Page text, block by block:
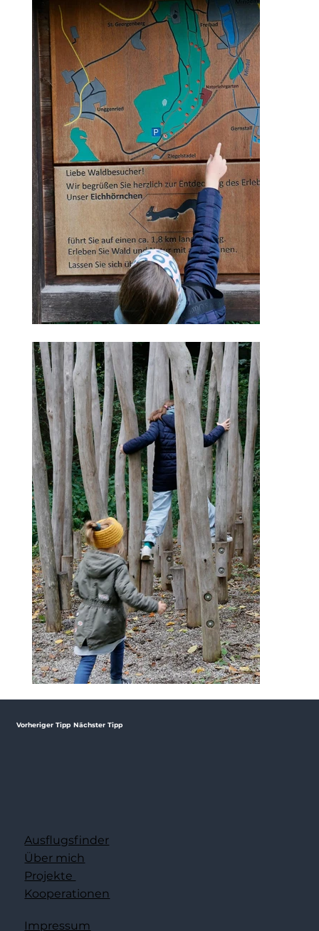
Vorheriger Tipp Nächster Tipp
Ausflugsfinder
Über mich
Projekte
Kooperationen
Impressum